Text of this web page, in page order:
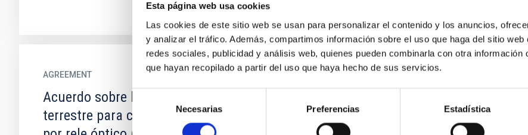
Esta página web usa cookies
Las cookies de este sitio web se usan para personalizar el contenido y los anuncios,
y analizar el tráfico. Además, compartimos información sobre el uso que haga del sitio
redes sociales, publicidad y análisis web, quienes pueden combinarla con otra información
que hayan recopilado a partir del uso que haya hecho de sus servicios.
consentimiento
Necesarias Preferencias Estadística
AGREEMENT
Acuerdo sobre la estación óptica
terrestre para comunicaciones
AGREEMENT
Stellar Observations Network